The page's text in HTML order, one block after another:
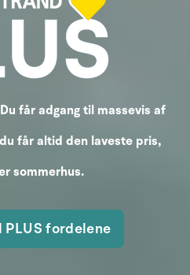
får adgang til massevis af
får altid den laveste pris,
sommerhus.
PLUS fordelene